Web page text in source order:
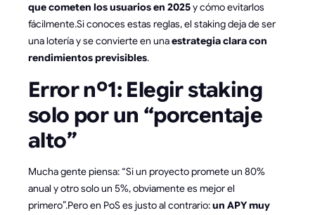
que cometen los usuarios en 2025y cómo evitarlos
fácilmente.Si conoces estas reglas, el staking deja de ser
una lotería y se convierte en unaestrategia clara con
rendimientos previsibles.
Error nº1: Elegir staking
solo por un “porcentaje
alto”
Mucha gente piensa: “Si un proyecto promete un 80%
anual y otro solo un 5%, obviamente es mejor el
primero”.Pero en PoS es justo al contrario:un APY muy